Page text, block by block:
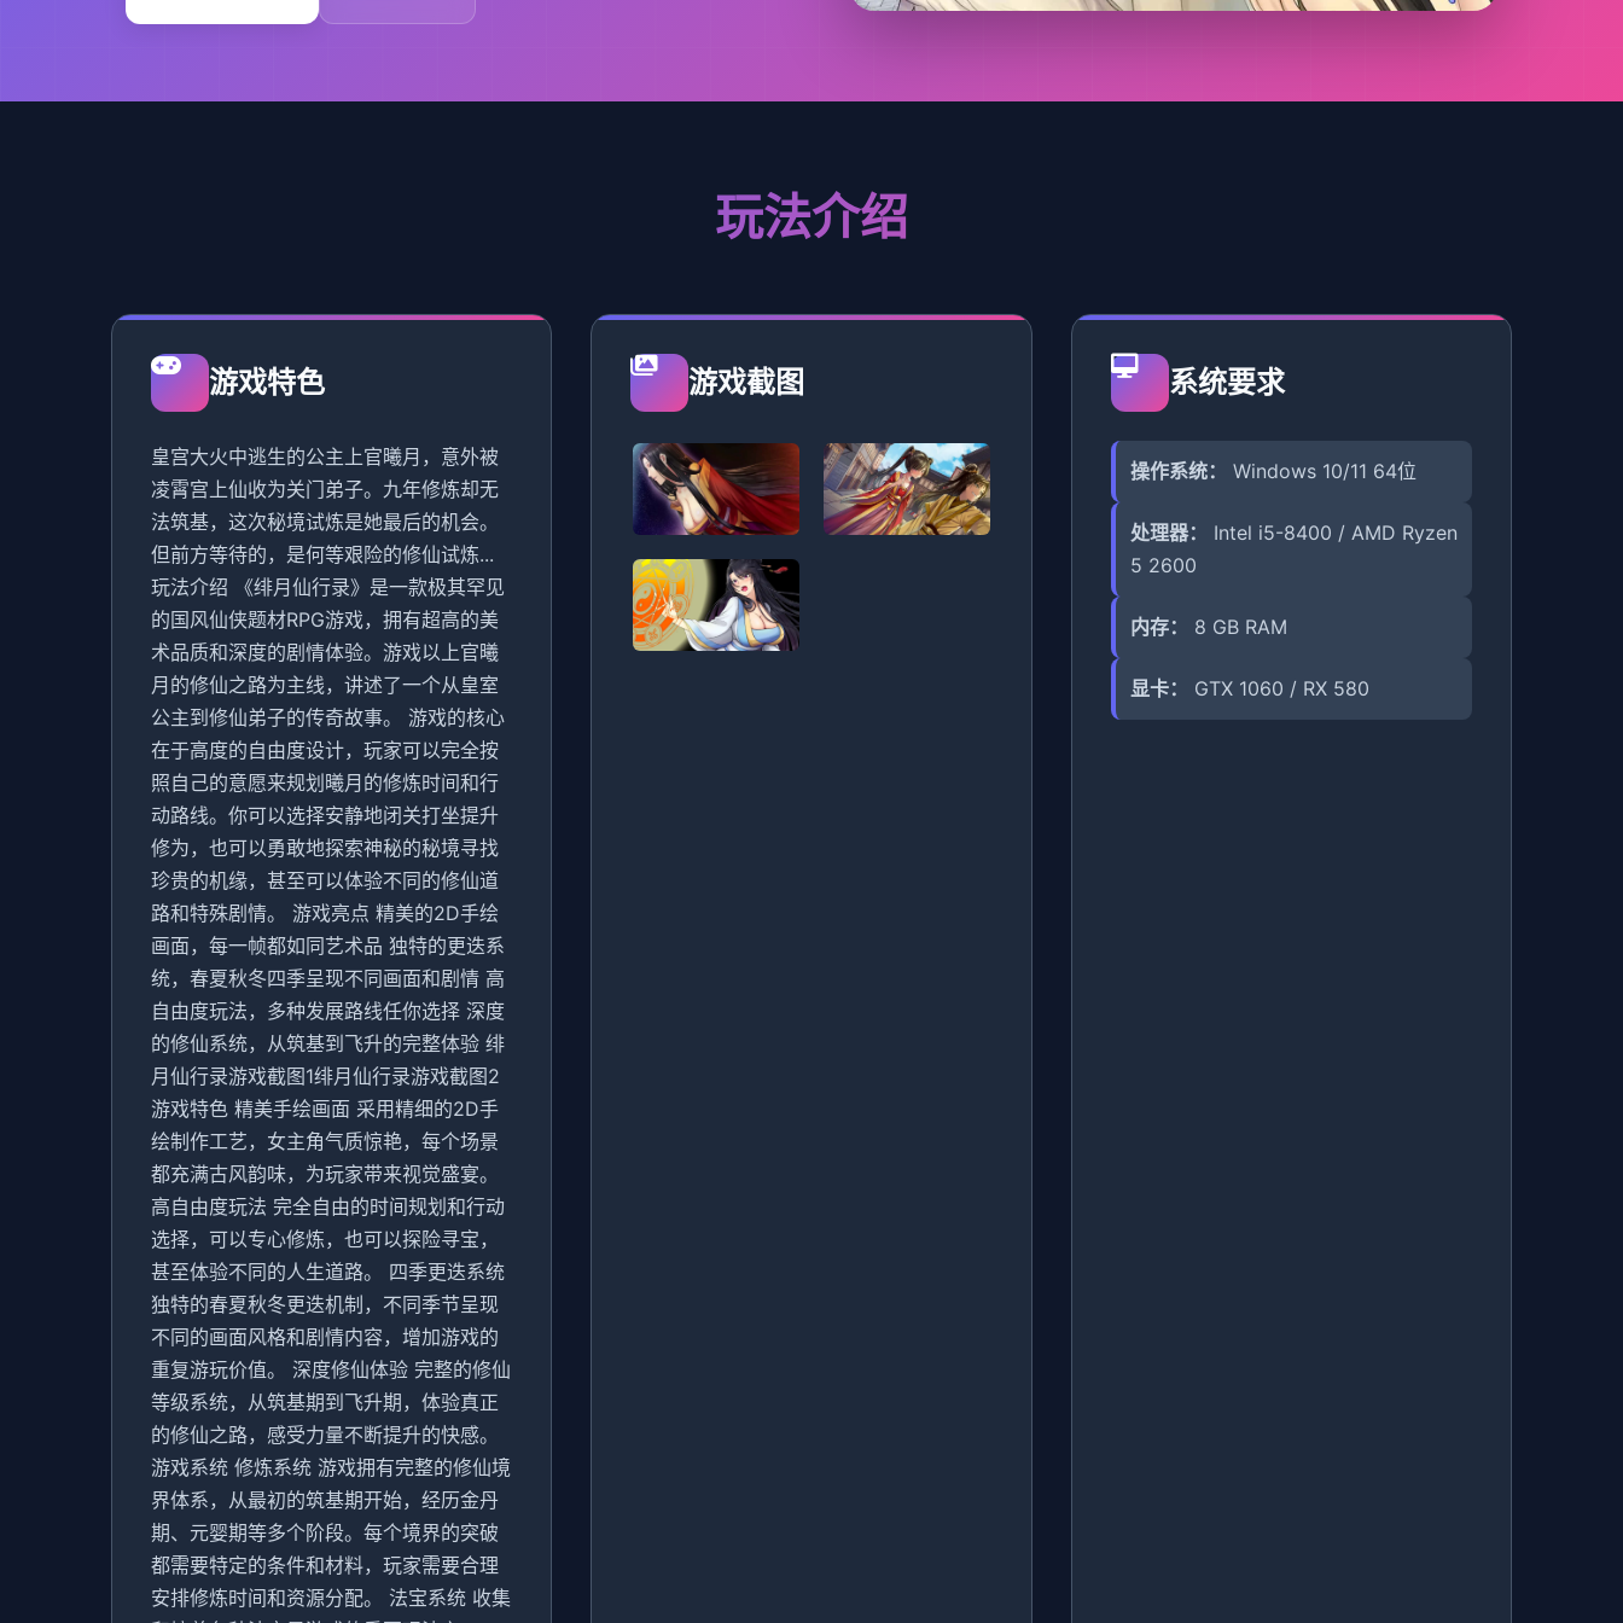
玩法介绍
游戏特色
皇宫大火中逃生的公主上官曦月，意外被
凌霄宫上仙收为关门弟子。九年修炼却无
法筑基，这次秘境试炼是她最后的机会。
但前方等待的，是何等艰险的修仙试炼...
玩法介绍 《绯月仙行录》是一款极其罕见
的国风仙侠题材RPG游戏，拥有超高的美
术品质和深度的剧情体验。游戏以上官曦
月的修仙之路为主线，讲述了一个从皇室
公主到修仙弟子的传奇故事。 游戏的核心
在于高度的自由度设计，玩家可以完全按
照自己的意愿来规划曦月的修炼时间和行
动路线。你可以选择安静地闭关打坐提升
修为，也可以勇敢地探索神秘的秘境寻找
珍贵的机缘，甚至可以体验不同的修仙道
路和特殊剧情。 游戏亮点 精美的2D手绘
画面，每一帧都如同艺术品 独特的更迭系
统，春夏秋冬四季呈现不同画面和剧情 高
自由度玩法，多种发展路线任你选择 深度
的修仙系统，从筑基到飞升的完整体验 绯
月仙行录游戏截图1绯月仙行录游戏截图2
游戏特色 精美手绘画面 采用精细的2D手
绘制作工艺，女主角气质惊艳，每个场景
都充满古风韵味，为玩家带来视觉盛宴。
高自由度玩法 完全自由的时间规划和行动
选择，可以专心修炼，也可以探险寻宝，
甚至体验不同的人生道路。 四季更迭系统
独特的春夏秋冬更迭机制，不同季节呈现
不同的画面风格和剧情内容，增加游戏的
重复游玩价值。 深度修仙体验 完整的修仙
等级系统，从筑基期到飞升期，体验真正
的修仙之路，感受力量不断提升的快感。
游戏系统 修炼系统 游戏拥有完整的修仙境
界体系，从最初的筑基期开始，经历金丹
期、元婴期等多个阶段。每个境界的突破
都需要特定的条件和材料，玩家需要合理
安排修炼时间和资源分配。 法宝系统 收集
游戏截图 系统要求
操作系统： Windows 10/11 64位
处理器：
Intel i5-8400 / AMD Ryzen
5 2600
内存： 8 GB RAM
显卡： GTX 1060 / RX 580